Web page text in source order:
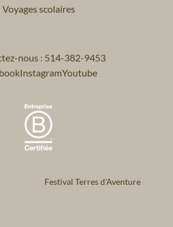
Voyages scolaires
nous : 514-382-9453
InstagramYoutube
Festival Terres d'Aventure